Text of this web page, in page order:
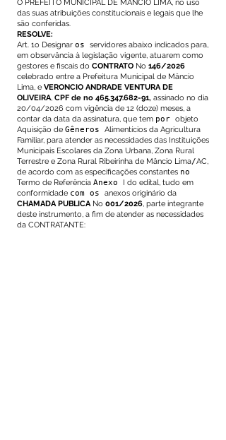
O PREFEITO MUNICIPAL DE MÂNCIO LIMA, no uso
das suas atribuições constitucionais e legais que lhe
são conferidas.
RESOLVE:
Art. 1o Designar os servidores abaixo indicados para,
em observância à legislação vigente, atuarem como
gestores e fiscais do CONTRATO No 146/2026
celebrado entre a Prefeitura Municipal de Mâncio
Lima, e VERONCIO ANDRADE VENTURA DE
OLIVEIRA, CPF de no 465.347.682-91, assinado no dia
20/04/2026 com vigência de 12 (doze) meses, a
contar da data da assinatura, que tem por objeto
Aquisição de Gêneros Alimentícios da Agricultura
Familiar, para atender as necessidades das Instituições
Municipais Escolares da Zona Urbana, Zona Rural
Terrestre e Zona Rural Ribeirinha de Mâncio Lima/AC,
de acordo com as especificações constantes no
Termo de Referência Anexo I do edital, tudo em
conformidade com os anexos originário da
CHAMADA PUBLICA No 001/2026, parte integrante
deste instrumento, a fim de atender as necessidades
da CONTRATANTE: